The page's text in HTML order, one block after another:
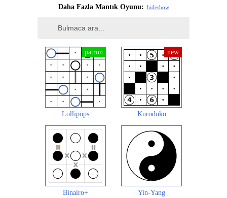
Daha Fazla Mantık Oyunu: hideshow
Lollipops Kurodoko
Binairo+ Yin-Yang